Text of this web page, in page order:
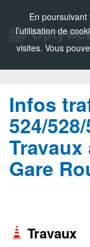
En
l’utilisation de
visites. Vous
Infos
524/
Travaux
Gare
Travaux